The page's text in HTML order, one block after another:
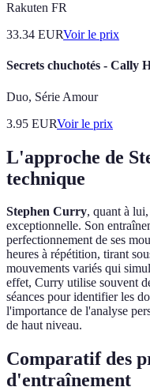
Rakuten FR
33.34 EURVoir le prix
Secrets chuchotés - Cally
Duo, Série Amour
3.95 EURVoir le prix
L'approche de
technique
Stephen Curry, quant à
exceptionnelle. Son
perfectionnement de ses
heures à répétition, tirant
mouvements variés qui
effet, Curry utilise souvent
séances pour identifier les
l'importance de l'analyse
de haut niveau.
Comparatif des
d'entraînement